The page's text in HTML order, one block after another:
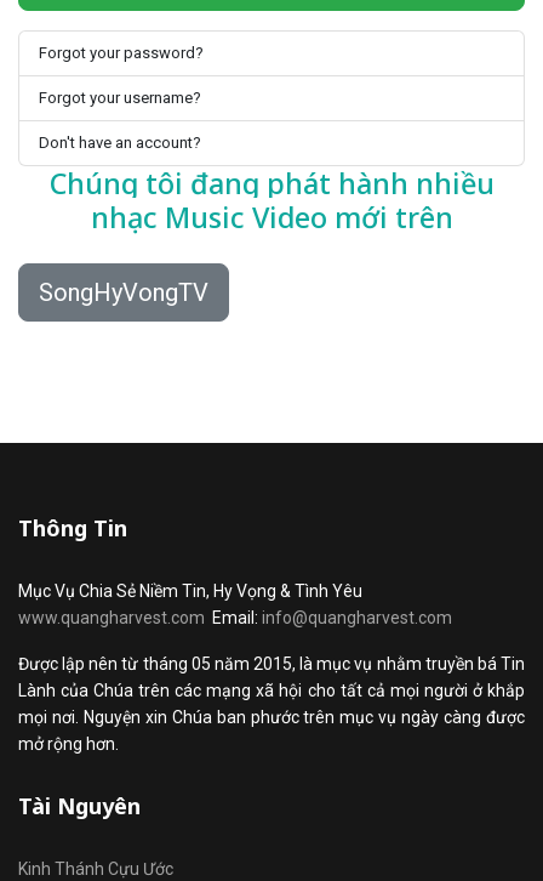
Forgot your password?
Forgot your username?
Don't have an account?
Chúng tôi đang phát hành nhiều
nhạc Music Video mới trên
SongHyVongTV
Thông Tin
Mục Vụ Chia Sẻ Niềm Tin, Hy Vọng & Tình Yêu
www.quangharvest.com Email: info@quangharvest.com
Được lập nên từ tháng 05 năm 2015, là mục vụ nhằm truyền bá Tin
Lành của Chúa trên các mạng xã hội cho tất cả mọi người ở khắp
mọi nơi. Nguyện xin Chúa ban phước trên mục vụ ngày càng được
mở rộng hơn.
Tài Nguyên
Kinh Thánh Cựu Ước